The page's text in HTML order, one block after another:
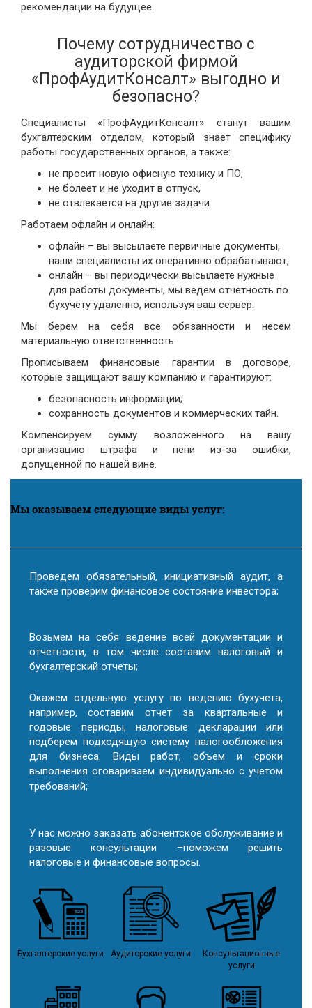
рекомендации на будущее.
Почему сотрудничество с
аудиторской фирмой
«ПрофАудитКонсалт» выгодно и
безопасно?
Специалисты «ПрофАудитКонсалт» станут вашим
бухгалтерским отделом, который знает специфику
работы государственных органов, а также:
не просит новую офисную технику и ПО,
не болеет и не уходит в отпуск,
не отвлекается на другие задачи.
Работаем офлайн и онлайн:
офлайн – вы высылаете первичные документы,
наши специалисты их оперативно обрабатывают,
онлайн – вы периодически высылаете нужные
для работы документы, мы ведем отчетность по
бухучету удаленно, используя ваш сервер.
Мы берем на себя все обязанности и несем
материальную ответственность.
Прописываем финансовые гарантии в договоре,
которые защищают вашу компанию и гарантируют:
безопасность информации;
сохранность документов и коммерческих тайн.
Компенсируем сумму возложенного на вашу
организацию штрафа и пени из-за ошибки,
допущенной по нашей вине.
Мы оказываем следующие виды услуг:
Проведем обязательный, инициативный аудит, а
также проверим финансовое состояние инвестора;
Возьмем на себя ведение всей документации и
отчетности, в том числе составим налоговый и
бухгалтерский отчеты;
Окажем отдельную услугу по ведению бухучета,
например, составим отчет за квартальные и
годовые периоды, налоговые декларации или
подберем подходящую систему налогообложения
для бизнеса. Виды работ, объем и сроки
выполнения оговариваем индивидуально с учетом
требований;
У нас можно заказать абонентское обслуживание и
разовые консультации –поможем решить
налоговые и финансовые вопросы.
Бухгалтерские услуги Аудиторские услуги
Консультационные
услуги